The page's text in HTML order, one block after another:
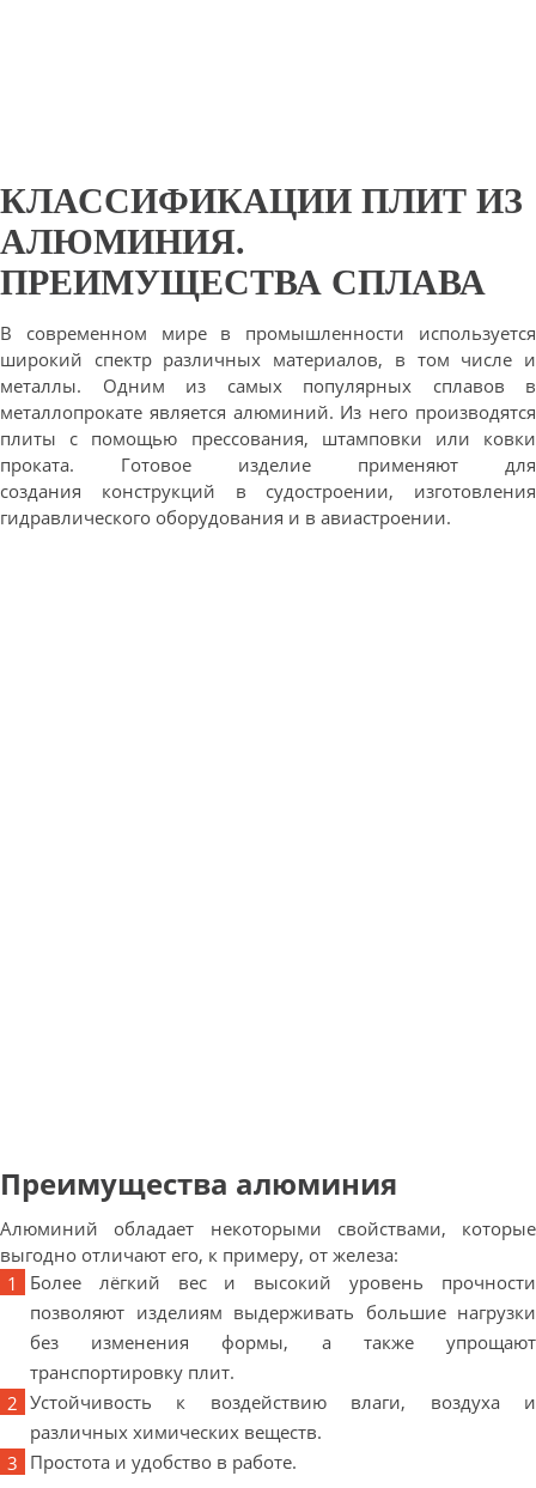
КЛАССИФИКАЦИИ ПЛИТ ИЗ
АЛЮМИНИЯ.
ПРЕИМУЩЕСТВА СПЛАВА
В современном мире в промышленности используется
широкий спектр различных материалов, в том числе и
металлы. Одним из самых популярных сплавов в
металлопрокате является алюминий. Из него производятся
плиты с помощью прессования, штамповки или ковки
проката. Готовое изделие применяют для
создания конструкций в судостроении, изготовления
гидравлического оборудования и в авиастроении.
Преимущества алюминия
Алюминий обладает некоторыми свойствами, которые
выгодно отличают его, к примеру, от железа:
Более лёгкий вес и высокий уровень прочности
позволяют изделиям выдерживать большие нагрузки
без изменения формы, а также упрощают
транспортировку плит.
Устойчивость к воздействию влаги, воздуха и
различных химических веществ.
Простота и удобство в работе.